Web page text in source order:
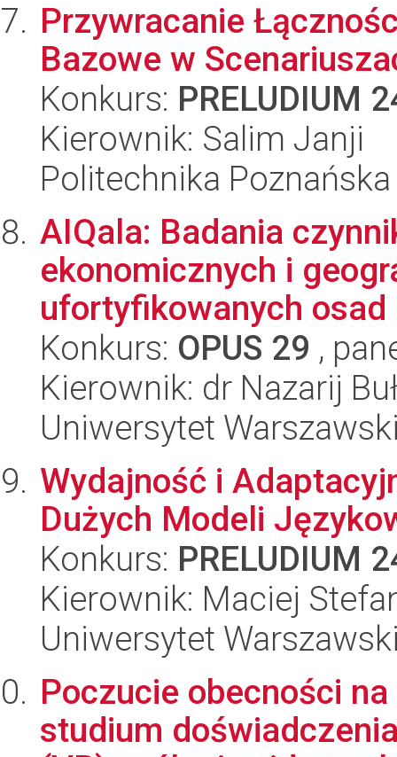
Przywracanie
Bazowe w
Konkurs: PRELUDIUM
Kierownik: Salim Janji
Politechnika Poznańska
AIQala: Badania
ekonomicznych i
ufortyfikowanych osad
Konkurs: OPUS 29 ,
Kierownik: dr Nazarij
Uniwersytet
Wydajność i
Dużych Modeli
Konkurs: PRELUDIUM
Kierownik: Maciej
Uniwersytet
Poczucie obecności
studium